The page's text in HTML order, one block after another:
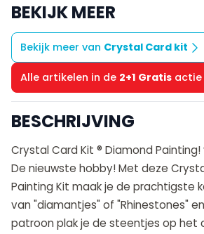
BEKIJK MEER
Bekijk meer van Crystal Card kit
Alle artikelen in de 2+1 Gratis actie
BESCHRIJVING
Crystal Card Kit ® Diamond
De nieuwste hobby! Met deze
Painting Kit maak je de prachtigste
van "diamantjes" of "Rhinestones"
patroon plak je de steentjes op het